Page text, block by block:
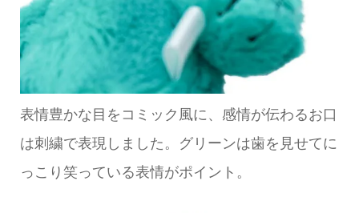
表情豊かな目をコミック風に、感情が伝わるお口
は刺繍で表現しました。グリーンは歯を見せてに
っこり笑っている表情がポイント。